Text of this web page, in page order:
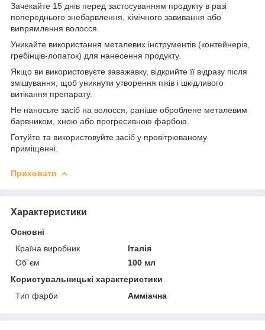
Зачекайте 15 днів перед застосуванням продукту в разі
попереднього знебарвлення, хімічного завивання або
випрямлення волосся.
Уникайте використання металевих інструментів (контейнерів,
гребінців-лопаток) для нанесення продукту.
Якщо ви використовуєте заважавку, відкрийте її відразу після
змішування, щоб уникнути утворення піків і шкідливого
витікання препарату.
Не наносьте засіб на волосся, раніше оброблене металевим
барвником, хною або прогресивною фарбою.
Готуйте та використовуйте засіб у провітрюваному
приміщенні.
Приховати
Характеристики
Основні
Країна виробник
Італія
Об`єм
100 мл
Користувальницькі характеристики
Тип фарби
Амміачна